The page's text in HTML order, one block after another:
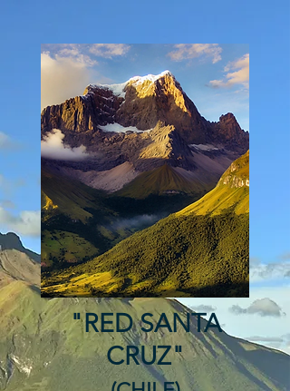
"RED SANTA
CRUZ"